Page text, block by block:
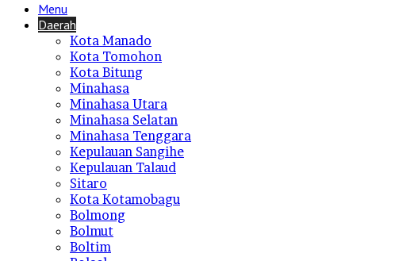
Menu
Daerah
Kota Manado
Kota Tomohon
Kota Bitung
Minahasa
Minahasa Utara
Minahasa Selatan
Minahasa Tenggara
Kepulauan Sangihe
Kepulauan Talaud
Sitaro
Kota Kotamobagu
Bolmong
Bolmut
Boltim